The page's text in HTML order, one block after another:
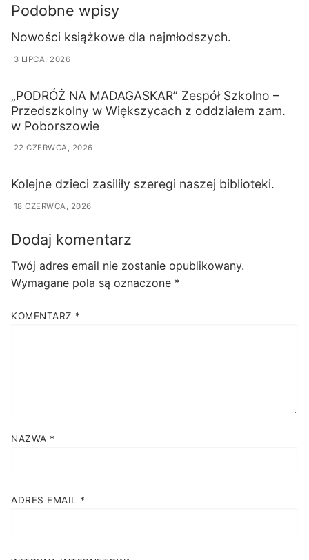
Podobne wpisy
Nowości książkowe dla najmłodszych.
3 LIPCA, 2026
„PODRÓŻ NA MADAGASKAR” Zespół Szkolno –
Przedszkolny w Większycach z oddziałem zam.
w Poborszowie
22 CZERWCA, 2026
Kolejne dzieci zasiliły szeregi naszej biblioteki.
18 CZERWCA, 2026
Dodaj komentarz
Twój adres email nie zostanie opublikowany.
Wymagane pola są oznaczone *
KOMENTARZ *
NAZWA *
ADRES EMAIL *